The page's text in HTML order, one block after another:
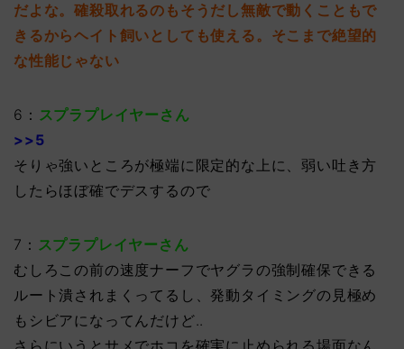
だよな。確殺取れるのもそうだし無敵で動くこともで
きるからヘイト飼いとしても使える。そこまで絶望的
な性能じゃない
6： スプラプレイヤーさん
>>5
そりゃ強いところが極端に限定的な上に、弱い吐き方
したらほぼ確でデスするので
7： スプラプレイヤーさん
むしろこの前の速度ナーフでヤグラの強制確保できる
ルート潰されまくってるし、発動タイミングの見極め
もシビアになってんだけど..